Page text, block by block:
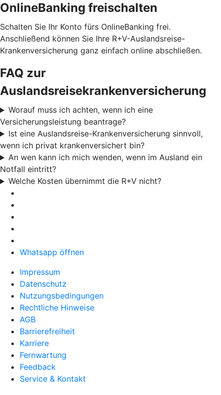
OnlineBanking freischalten
Schalten Sie Ihr Konto fürs OnlineBanking frei.
Anschließend können Sie Ihre R+V-Auslandsreise-
Krankenversicherung ganz einfach online abschließen.
FAQ zur
Auslandsreisekrankenversicherung
Worauf muss ich achten, wenn ich eine
Versicherungsleistung beantrage?
Ist eine Auslandsreise-Krankenversicherung sinnvoll,
wenn ich privat krankenversichert bin?
An wen kann ich mich wenden, wenn im Ausland ein
Notfall eintritt?
Welche Kosten übernimmt die R+V nicht?
Whatsapp öffnen
Impressum
Datenschutz
Nutzungsbedingungen
Rechtliche Hinweise
AGB
Barrierefreiheit
Karriere
Fernwartung
Feedback
Service & Kontakt